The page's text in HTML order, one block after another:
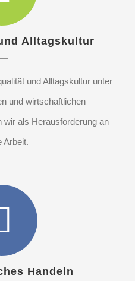
Alltagskultur
und Alltagskultur unter
und wirtschaftlichen
als Herausforderung an
Arbeit.
Handeln